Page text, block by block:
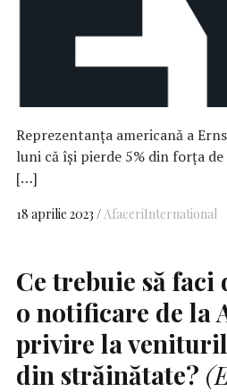
Reprezentanţa americană a
luni că își pierde 5% din forța
[…]
18 aprilie 2023 AfaceriInternational
Ce trebuie să
o notificare de la
privire la
din străinătate?